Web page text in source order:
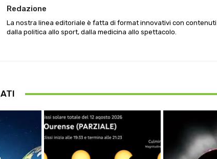
Redazione
La nostra linea editoriale è fatta di format innovativi con
dalla politica allo sport, dalla medicina allo spettacolo.